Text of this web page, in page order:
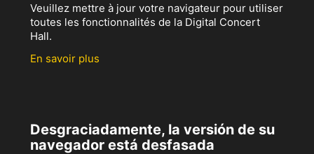
Veuillez mettre à jour votre navigateur pour utiliser
toutes les fonctionnalités de la Digital Concert
Hall.
En savoir plus
Desgraciadamente, la versión de su
navegador está desfasada